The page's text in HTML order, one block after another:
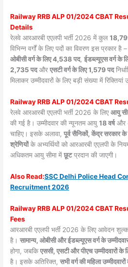
Railway RRB ALP 01/2024 CBAT
Details
रेलवे आरआरबी एएलपी भर्ती 2026 में कुल
विभिन्न वर्गों के लिए पदों का विवरण इस प्रकार है
ओबीसी वर्ग के लिए 4,538 पद,ईडब्ल्यूएस वर्ग के
2,735 पदऔरएसटी वर्ग के लिए 1,579 पद
मिलाकर उम्मीदवारों के लिए बड़ी संख्या में
Railway RRB ALP 01/2024 CBAT
रेलवे आरआरबी एएलपी भर्ती 2026 के लिएआयु
की गई है। उम्मीदवार की न्यूनतम आयु18 वर्षऔर
चाहिए। इसके अलावा,पूर्व सैनिकों, केंद्र सरकार के
श्रेणियोंके अभ्यर्थियों को आरआरबी एएलपी के
अधिकतम आयु सीमा मेंछूटप्रदान की जाएगी।
AlsoRead:SSC Delhi Police Head
Recruitment 2026
Railway RRB ALP 01/2024 CBAT
Fees
आरआरबी एएलपी भर्ती 2026 के लिए आवेदन शुल्क
है।सामान्य, ओबीसी और ईडब्ल्यूएस वर्ग के
होगा, जबकिएससी, एसटी और पीएच उम्मीदवारों
है। इसके अतिरिक्त,सभी वर्ग की महिला